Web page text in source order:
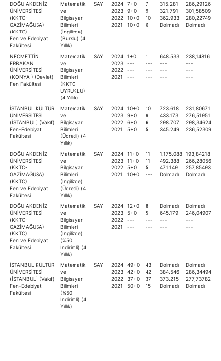
DOĞU AKDENİZ
ÜNİVERSİTESİ
(KKTC-
GAZİMAĞUSA)
(KKTC)
Fen ve Edebiyat
Fakültesi
Matematik
ve
Bilgisayar
Bilimleri
(İngilizce)
(Burslu) (4
Yıllık)
SAY
2024
2023
2022
2021
7+0
9+0
10+0
10+0
7
9
10
6
315.281
321.791
362.933
Dolmadı
286,29126
301,58509
280,22749
Dolmadı
NECMETTİN
ERBAKAN
ÜNİVERSİTESİ
(KONYA ) (Devlet)
Fen Fakültesi
Matematik
ve
Bilgisayar
Bilimleri
(KKTC
UYRUKLU)
(4 Yıllık)
SAY
2024
2023
2022
2021
1+0
---
---
---
1
---
---
---
648.533
---
---
---
238,14816
---
---
---
İSTANBUL KÜLTÜR
ÜNİVERSİTESİ
(İSTANBUL) (Vakıf)
Fen-Edebiyat
Fakültesi
Matematik
ve
Bilgisayar
Bilimleri
(Ücretli) (4
Yıllık)
SAY
2024
2023
2022
2021
10+0
9+0
6+0
5+0
10
9
6
5
723.618
433.173
298.707
345.249
231,80671
276,51951
298,34624
236,52309
DOĞU AKDENİZ
ÜNİVERSİTESİ
(KKTC-
GAZİMAĞUSA)
(KKTC)
Fen ve Edebiyat
Fakültesi
Matematik
ve
Bilgisayar
Bilimleri
(İngilizce)
(Ücretli) (4
Yıllık)
SAY
2024
2023
2022
2021
11+0
11+0
5+0
10+0
11
11
5
---
1.175.088
492.388
471.149
Dolmadı
193,84218
266,28056
257,85493
Dolmadı
DOĞU AKDENİZ
ÜNİVERSİTESİ
(KKTC-
GAZİMAĞUSA)
(KKTC)
Fen ve Edebiyat
Fakültesi
Matematik
ve
Bilgisayar
Bilimleri
(İngilizce)
(%50
İndirimli) (4
Yıllık)
SAY
2024
2023
2022
2021
12+0
5+0
---
---
8
5
---
---
Dolmadı
645.179
---
---
Dolmadı
246,04907
---
---
İSTANBUL KÜLTÜR
ÜNİVERSİTESİ
(İSTANBUL) (Vakıf)
Fen-Edebiyat
Fakültesi
Matematik
ve
Bilgisayar
Bilimleri
(%50
İndirimli) (4
Yıllık)
SAY
2024
2023
2022
2021
49+0
42+0
37+0
50+0
43
42
37
15
Dolmadı
384.546
373.215
Dolmadı
Dolmadı
286,34494
277,73782
Dolmadı